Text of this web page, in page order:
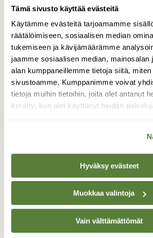
Tämä sivusto käyttää evästeitä
Käytämme evästeitä tarjoamamme
räätälöimiseen, sosiaalisen median
tukemiseen ja kävijämäärämme
jaamme sosiaalisen median, mainosalan
alan kumppaneillemme tietoja siitä,
sivustoamme. Kumppanimme voivat
tietoja muihin tietoihin, joita olet antanut
kerätty, kun olet käyttänyt heidän
Hyväksy evästeet
Muokkaa valintoja
Vain välttämättömät
Kirjoverkkoperhonen lennähti
lehdelle koleasta säästä
Erikanniemi 10.6.2016